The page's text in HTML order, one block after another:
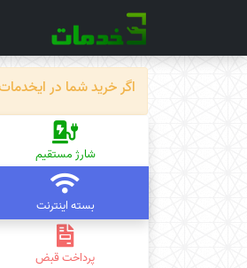
اگر خرید شما در ایخدمات ناموفق
شارژ مستقیم
بسته اینترنت
پرداخت قبض